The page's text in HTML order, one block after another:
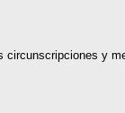
circunscripciones y